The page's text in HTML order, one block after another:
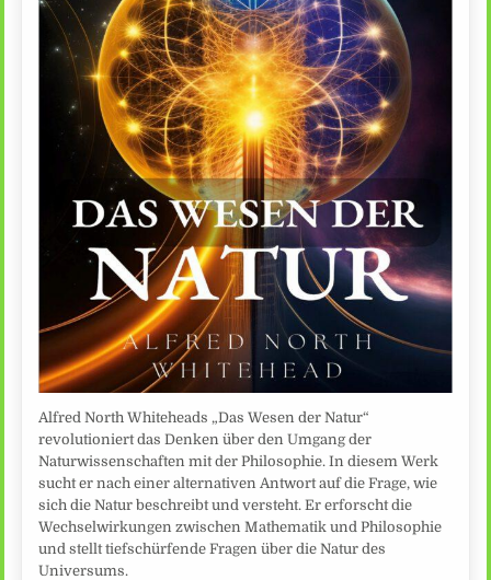
Alfred North Whiteheads „Das Wesen der Natur“
revolutioniert das Denken über den Umgang der
Naturwissenschaften mit der Philosophie. In diesem Werk
sucht er nach einer alternativen Antwort auf die Frage, wie
sich die Natur beschreibt und versteht. Er erforscht die
Wechselwirkungen zwischen Mathematik und Philosophie
und stellt tiefschürfende Fragen über die Natur des
Universums.